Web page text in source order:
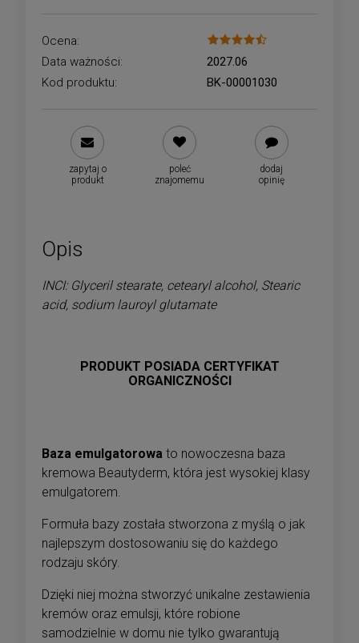
Ocena:
Data ważności:
2027.06
Kod produktu:
BK-00001030
zapytaj o
produkt
poleć
znajomemu
dodaj
opinię
Opis
INCI: Glyceril stearate, cetearyl alcohol, Stearic
acid, sodium lauroyl glutamate
PRODUKT POSIADA CERTYFIKAT
ORGANICZNOŚCI
Baza emulgatorowa to nowoczesna baza
kremowa Beautyderm, która jest wysokiej klasy
emulgatorem.
Formuła bazy została stworzona z myślą o jak
najlepszym dostosowaniu się do każdego
rodzaju skóry.
Dzięki niej można stworzyć unikalne zestawienia
kremów oraz emulsji, które robione
samodzielnie w domu nie tylko gwarantują